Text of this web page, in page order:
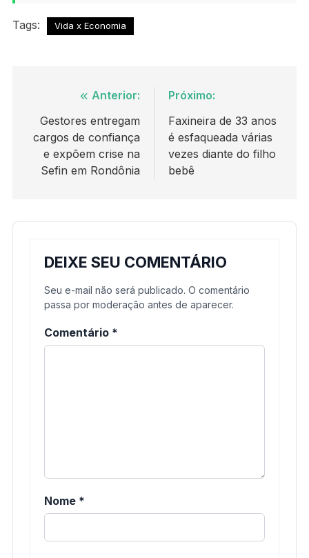
Tags: Vida x Economia
Navegação
de
Post
Anterior:
Gestores entregam
cargos de confiança
e expõem crise na
Sefin em Rondônia
Próximo:
Faxineira de 33 anos
é esfaqueada várias
vezes diante do filho
bebê
DEIXE SEU COMENTÁRIO
Seu e-mail não será publicado. O comentário
passa por moderação antes de aparecer.
Comentário *
Nome *